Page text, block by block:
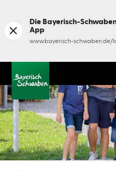
Die Bayerisch-
App
www.bayerisch-schwaben.de/